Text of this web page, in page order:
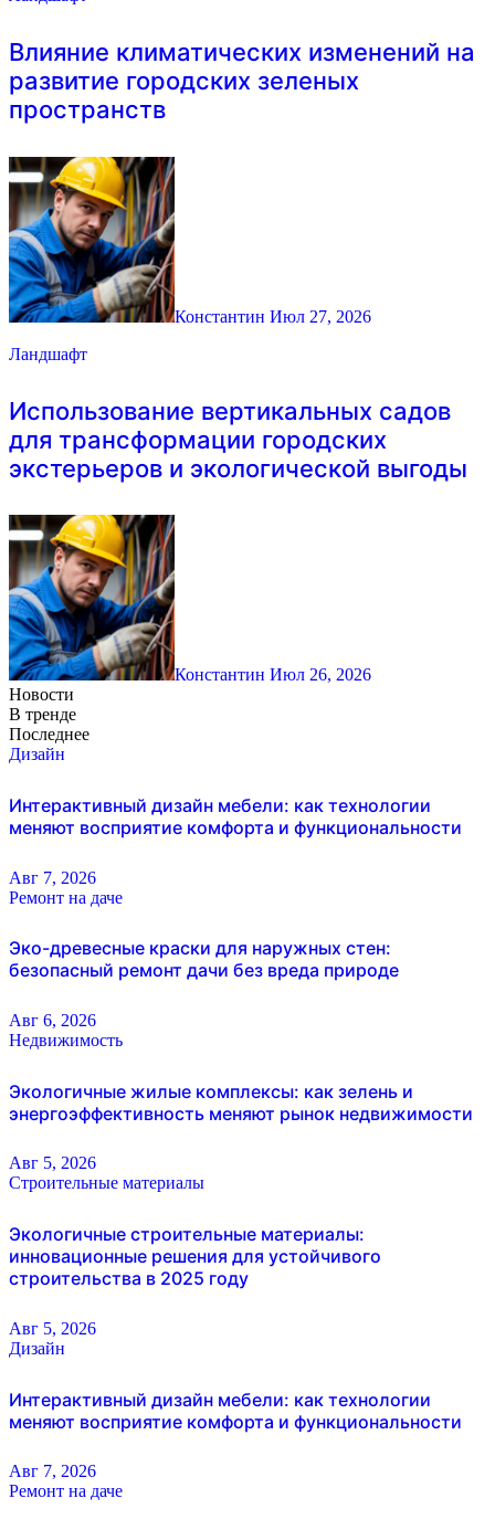
Влияние климатических изменений на
развитие городских зеленых
пространств
Константин Июл 27, 2026
Ландшафт
Использование вертикальных садов
для трансформации городских
экстерьеров и экологической выгоды
Константин Июл 26, 2026
Новости
В тренде
Последнее
Дизайн
Интерактивный дизайн мебели: как технологии
меняют восприятие комфорта и функциональности
Авг 7, 2026
Ремонт на даче
Эко-древесные краски для наружных стен:
безопасный ремонт дачи без вреда природе
Авг 6, 2026
Недвижимость
Экологичные жилые комплексы: как зелень и
энергоэффективность меняют рынок недвижимости
Авг 5, 2026
Строительные материалы
Экологичные строительные материалы:
инновационные решения для устойчивого
строительства в 2025 году
Авг 5, 2026
Дизайн
Интерактивный дизайн мебели: как технологии
меняют восприятие комфорта и функциональности
Авг 7, 2026
Ремонт на даче